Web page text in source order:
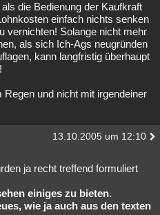
die Bedienung der Kaufkraft
einfach nichts senken
vernichten! Solange nicht mehr
als sich Ich-Ags neugründen
kann langfristig überhaupt
und nicht mit irgendeiner
13.10.2005 um 12:10
ja recht treffend formuliert
einiges zu bieten.
wie ja auch aus den texten